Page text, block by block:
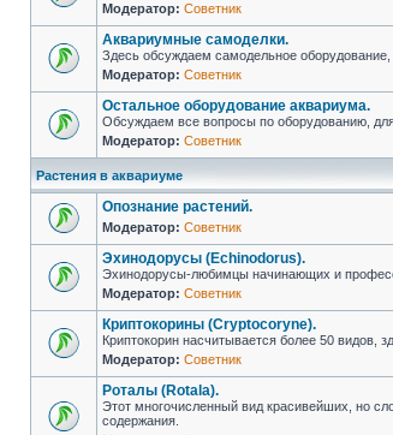
Модератор: Советник
Аквариумные самоделки.
Здесь обсуждаем самодельное оборудование,
Модератор: Советник
Остальное оборудование аквариума.
Обсуждаем все вопросы по оборудованию, для
Модератор: Советник
Растения в аквариуме
Опознание растений.
Модератор: Советник
Эхинодорусы (Echinodorus).
Эхинодорусы-любимцы начинающих и
Модератор: Советник
Криптокорины (Cryptocoryne).
Криптокорин насчитывается более 50 видов,
Модератор: Советник
Роталы (Rotala).
Этот многочисленный вид красивейших, но
содержания.